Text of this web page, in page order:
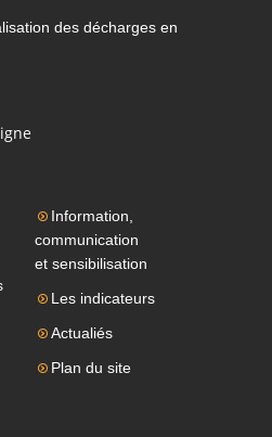
des décharges en
Information,
communication
et sensibilisation
Les indicateurs
Actualiés
Plan du site